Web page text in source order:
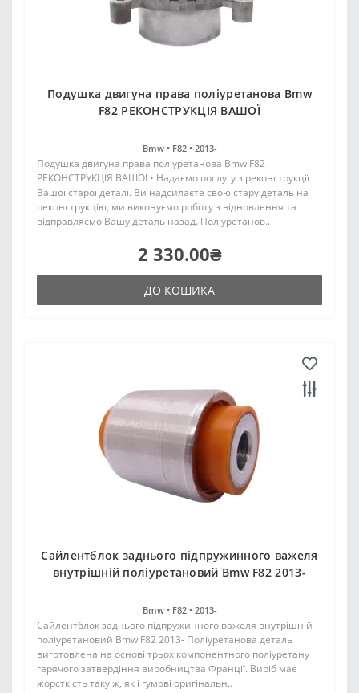
Подушка двигуна права поліуретанова Bmw
F82 РЕКОНСТРУКЦІЯ ВАШОЇ
Bmw • F82 • 2013-
Подушка двигуна права поліуретанова Bmw F82
РЕКОНСТРУКЦІЯ ВАШОЇ • Надаємо послугу з реконструкції
Вашої старої деталі. Ви надсилаєте свою стару деталь на
реконструкцію, ми виконуємо роботу з відновлення та
відправляємо Вашу деталь назад. Поліуретанов..
2 330.00₴
ДО КОШИКА
Сайлентблок заднього підпружинного важеля
внутрішній поліуретановий Bmw F82 2013-
Bmw • F82 • 2013-
Сайлентблок заднього підпружинного важеля внутрішній
поліуретановий Bmw F82 2013- Поліуретанова деталь
виготовлена на основі трьох компонентного поліуретану
гарячого затвердіння виробництва Франції. Виріб має
жорсткість таку ж, як і гумові оригінальн..